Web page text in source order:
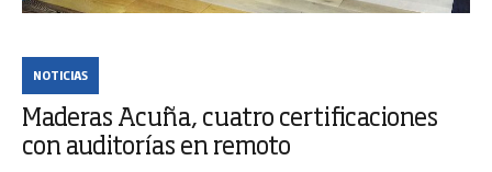
NOTICIAS
Maderas Acuña, cuatro certificaciones
con auditorías en remoto